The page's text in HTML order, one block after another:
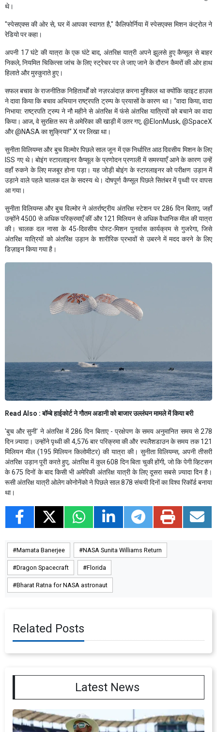
थे।
"स्पेसएक्स की ओर से, घर में आपका स्वागत है," कैलिफोर्निया में स्पेसएक्स मिशन कंट्रोल ने
रेडियो पर कहा।
अपनी 17 घंटे की यात्रा के एक घंटे बाद, अंतरिक्ष यात्री अपने झुलसे हुए कैप्सूल से बाहर
निकले, नियमित चिकित्सा जांच के लिए स्ट्रेचर पर ले जाए जाने के दौरान कैमरों की ओर हाथ
हिलाते और मुस्कुराते हुए।
सफल बचाव के राजनीतिक निहितार्थों को नज़रअंदाज़ करना मुश्किल था क्योंकि व्हाइट हाउस
ने दावा किया कि बचाव अभियान राष्ट्रपति ट्रम्प के प्रयासों के कारण था। “वादा किया, वादा
निभाया: राष्ट्रपति ट्रम्प ने नौ महीने से अंतरिक्ष में फंसे अंतरिक्ष यात्रियों को बचाने का वादा
किया। आज, वे सुरक्षित रूप से अमेरिका की खाड़ी में उतर गए, @ElonMusk, @SpaceX
और @NASA का शुक्रिया!” X पर लिखा था।
सुनीता विलियम्स और बुच विल्मोर पिछले साल जून में एक निर्धारित आठ दिवसीय मिशन के लिए
ISS गए थे। बोइंग स्टारलाइनर कैप्सूल के प्रणोदन प्रणाली में समस्याएँ आने के कारण उन्हें
वहाँ रुकने के लिए मजबूर होना पड़ा। यह जोड़ी बोइंग के स्टारलाइनर को परीक्षण उड़ान में
उड़ाने वाले पहले चालक दल के सदस्य थे। दोषपूर्ण कैप्सूल पिछले सितंबर में पृथ्वी पर वापस
आ गया।
सुनीता विलियम्स और बुच विल्मोर ने अंतर्राष्ट्रीय अंतरिक्ष स्टेशन पर 286 दिन बिताए, जहाँ
उन्होंने 4500 से अधिक परिक्रमाएँ कीं और 121 मिलियन से अधिक वैधानिक मील की यात्रा
की। चालक दल नासा के 45-दिवसीय पोस्ट-मिशन पुनर्वास कार्यक्रम से गुजरेगा, जिसे
अंतरिक्ष यात्रियों को अंतरिक्ष उड़ान के शारीरिक प्रभावों से उबरने में मदद करने के लिए
डिज़ाइन किया गया है।
Read Also :बॉम्बे हाईकोर्ट ने गौतम अडानी को बाजार उल्लंघन मामले में किया बरी
'बुच और सुनी' ने अंतरिक्ष में 286 दिन बिताए - प्रक्षेपण के समय अनुमानित समय से 278
दिन ज़्यादा। उन्होंने पृथ्वी की 4,576 बार परिक्रमा की और स्पलैशडाउन के समय तक 121
मिलियन मील (195 मिलियन किलोमीटर) की यात्रा की। सुनीता विलियम्स, अपनी तीसरी
अंतरिक्ष उड़ान पूरी करते हुए, अंतरिक्ष में कुल 608 दिन बिता चुकी होंगी, जो कि पेगी व्हिटसन
के 675 दिनों के बाद किसी भी अमेरिकी अंतरिक्ष यात्री के लिए दूसरा सबसे ज़्यादा दिन है।
रूसी अंतरिक्ष यात्री ओलेग कोनोनेंको ने पिछले साल 878 संचयी दिनों का विश्व रिकॉर्ड बनाया
था।
Mamata Banerjee NASA Sunita Williams Return
Dragon Spacecraft Florida
Bharat Ratna for NASA astronaut
Related Posts
Latest News